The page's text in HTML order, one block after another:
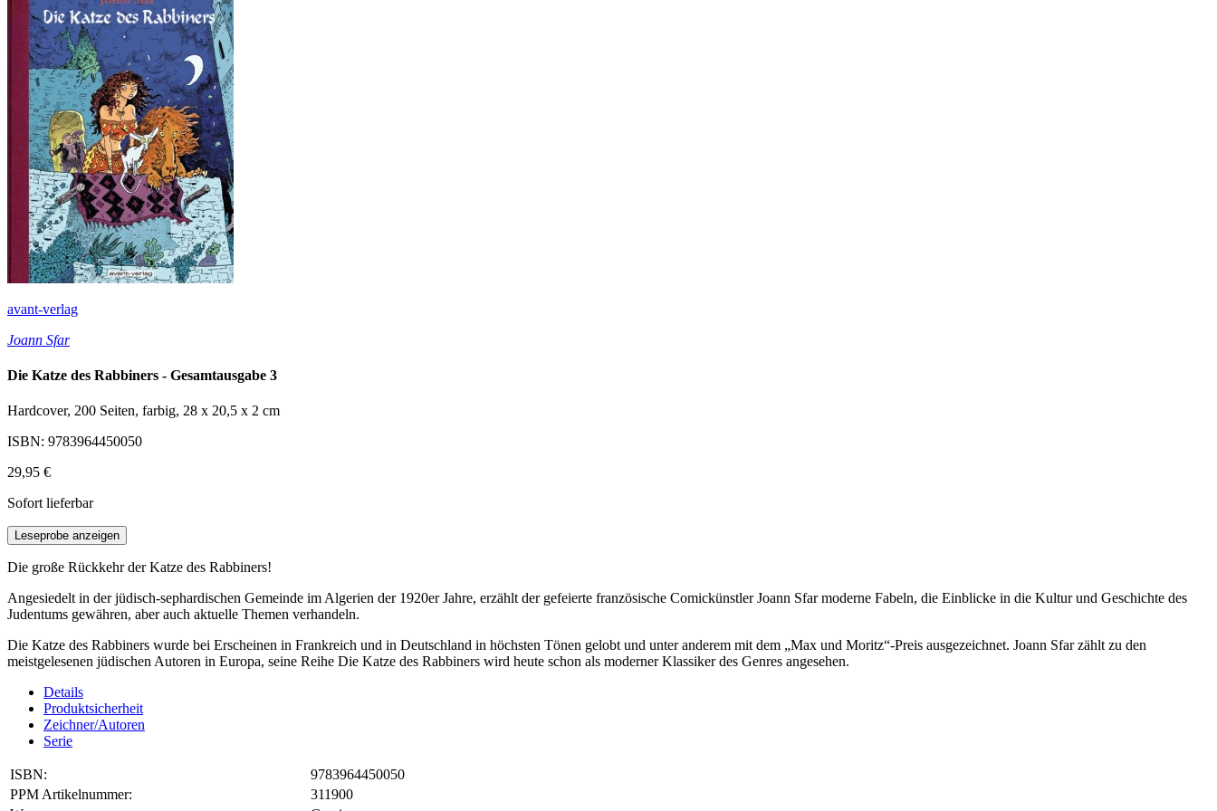
avant-verlag
Joann Sfar
Die Katze des Rabbiners - Gesamtausgabe 3
Hardcover, 200 Seiten, farbig, 28 x 20,5 x 2 cm
ISBN: 9783964450050
29,95 €
Sofort lieferbar
Leseprobe anzeigen
Die große Rückkehr der Katze des Rabbiners!
Angesiedelt in der jüdisch-sephardischen Gemeinde im Algerien der 1920er Jahre, erzählt der gefeierte französische Comickünstler Joann Sfar moderne Fabeln, die Einblicke in die Kultur und Geschichte des
Judentums gewähren, aber auch aktuelle Themen verhandeln.
Die Katze des Rabbiners wurde bei Erscheinen in Frankreich und in Deutschland in höchsten Tönen gelobt und unter anderem mit dem „Max und Moritz“-Preis ausgezeichnet. Joann Sfar zählt zu den
meistgelesenen jüdischen Autoren in Europa, seine Reihe Die Katze des Rabbiners wird heute schon als moderner Klassiker des Genres angesehen.
Details
Produktsicherheit
Zeichner/Autoren
Serie
ISBN:
9783964450050
PPM Artikelnummer:
311900